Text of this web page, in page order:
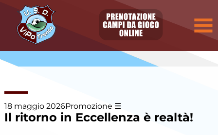
18 maggio 2026Promozione
Il ritorno in Eccellenza è realtà!
degli
argomenti
delle
notizie:
Villazzano
Allievi P.